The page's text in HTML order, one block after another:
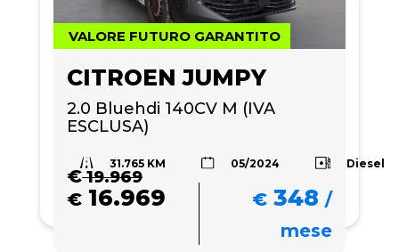
VALORE FUTURO GARANTITO
CITROEN JUMPY
2.0 Bluehdi 140CV M (IVA
ESCLUSA)
31.765 KM 05/2024 Diesel
€19.969
€ 16.969 € 348 /
mese